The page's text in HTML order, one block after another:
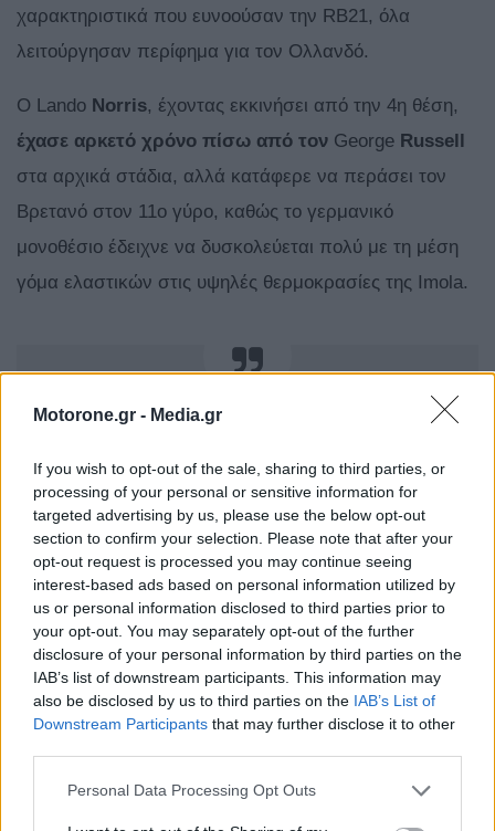
Motorone.gr - Media.gr
If you wish to opt-out of the sale, sharing to third parties, or
processing of your personal or sensitive information for
targeted advertising by us, please use the below opt-out
section to confirm your selection. Please note that after your
opt-out request is processed you may continue seeing
interest-based ads based on personal information utilized by
us or personal information disclosed to third parties prior to
your opt-out. You may separately opt-out of the further
disclosure of your personal information by third parties on the
IAB’s list of downstream participants. This information may
also be disclosed by us to third parties on the IAB’s List of
Downstream Participants that may further disclose it to other
Personal Data Processing Opt Outs
χαρακτηριστικά που ευνοούσαν την RB21, όλα
λειτούργησαν περίφημα για τον Ολλανδό.
Ο Lando Norris, έχοντας εκκινήσει από την 4η θέση,
έχασε αρκετό χρόνο πίσω από τον George Russell
στα αρχικά στάδια, αλλά κατάφερε να περάσει τον
Βρετανό στον 11ο γύρο, καθώς το γερμανικό
μονοθέσιο έδειχνε να δυσκολεύεται πολύ με τη μέση
γόμα ελαστικών στις υψηλές θερμοκρασίες της Imola.
If at first you don’t succeed…
Norris dispatches Russell with a daring
move 🙌 #F1 #ImolaGP
pic.twitter.com/35vRAzfrKY
— Formula 1 (@F1)May 18, 2025
O Norris βρέθηκε2ος έπειτα από το pit stop του
Verstappen. O Βρετανός προσπάθησε να τη μειώσει,